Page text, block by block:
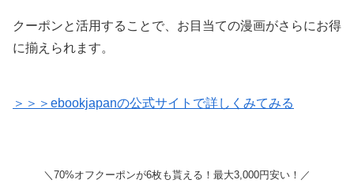
クーポンと活用することで、お目当ての漫画がさらにお得
に揃えられます。
＞＞＞ebookjapanの公式サイトで詳しくみてみる
＼70%オフクーポンが6枚も貰える！最大3,000円安い！／